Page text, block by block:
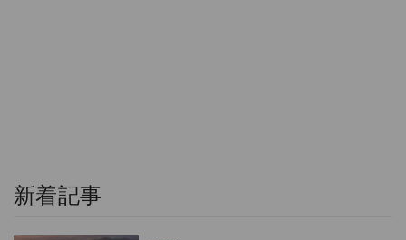
新着記事